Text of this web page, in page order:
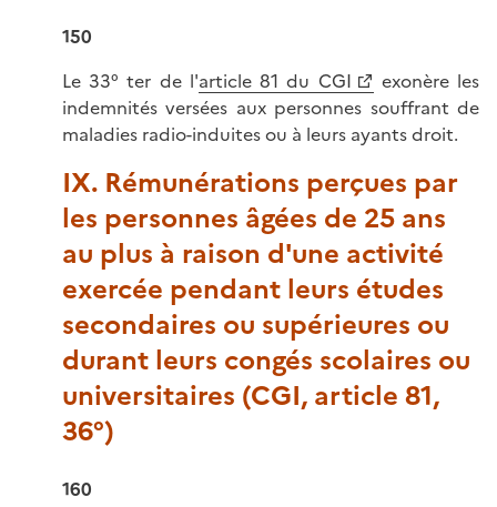
150
Le 33° ter de l'article 81 du CGI
exonère les
indemnités versées aux personnes souffrant de
maladies radio-induites ou à leurs ayants droit.
IX. Rémunérations perçues par
les personnes âgées de 25 ans
au plus à raison d'une activité
exercée pendant leurs études
secondaires ou supérieures ou
durant leurs congés scolaires ou
universitaires (CGI, article 81,
36°)
160